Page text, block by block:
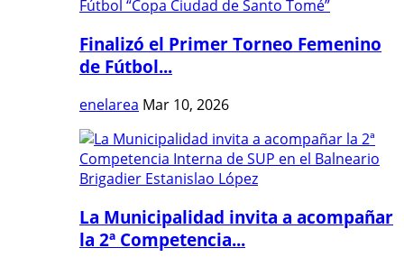
Finalizó el Primer Torneo Femenino
de Fútbol...
enelarea Mar 10, 2026
La Municipalidad invita a acompañar
la 2ª Competencia...